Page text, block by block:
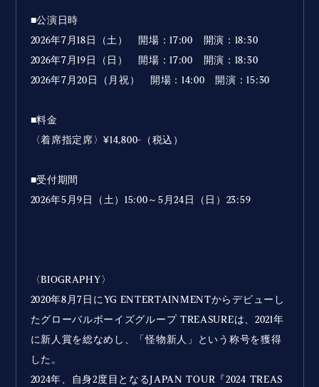
■公演日時
2026年7月18日（土） 開場：17:00 開演：18:30
2026年7月19日（日） 開場：17:00 開演：18:30
2026年7月20日（月祝） 開場：14:00 開演：15:30
■料金
〈着席指定席〉¥14,800-（税込）
■受付期間
2026年5月9日（土）15:00～5月24日（日）23:59
〈BIOGRAPHY〉
2020年8月7日にYG ENTERTAINMENTからデビューし
たグローバルボーイズグループ TREASUREは、2021年
に新⼈賞を総なめし、「怪物新人」という称号を獲得
した。
2024年、自身2度目となるJAPAN TOUR『2024 TREAS